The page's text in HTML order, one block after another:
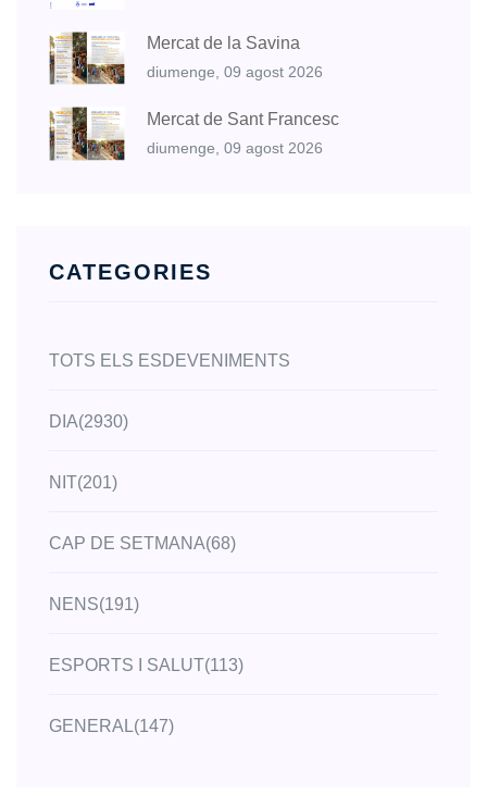
Mercat de la Savina
diumenge, 09 agost 2026
Mercat de Sant Francesc
diumenge, 09 agost 2026
CATEGORIES
TOTS ELS ESDEVENIMENTS
DIA(2930)
NIT(201)
CAP DE SETMANA(68)
NENS(191)
ESPORTS I SALUT(113)
GENERAL(147)